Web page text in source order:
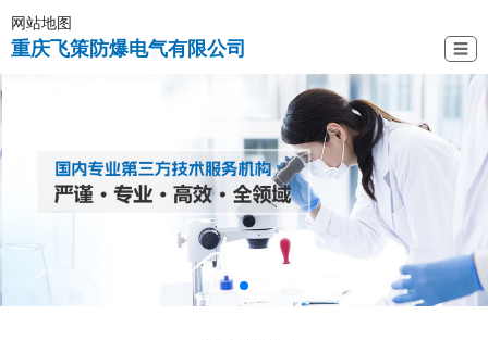
网站地图
重庆飞策防爆电气有限公司 ☰